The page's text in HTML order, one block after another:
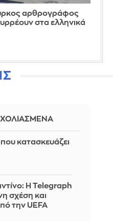
αρθρογράφος
στα ελληνικά
κατασκευάζει
Η Telegraph
σχέση και
την UEFA